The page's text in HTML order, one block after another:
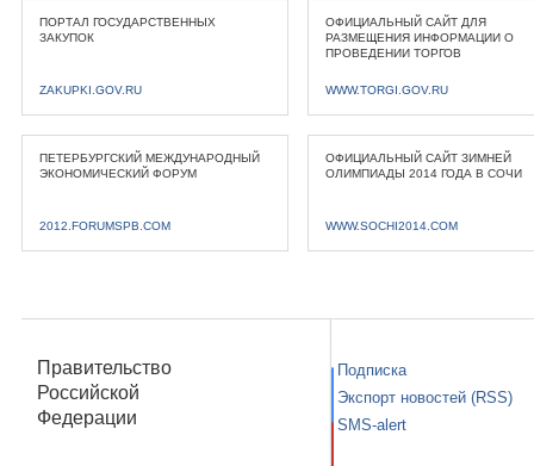
ПОРТАЛ ГОСУДАРСТВЕННЫХ
ЗАКУПОК
ZAKUPKI.GOV.RU
ОФИЦИАЛЬНЫЙ САЙТ ДЛЯ
РАЗМЕЩЕНИЯ ИНФОРМАЦИИ О
ПРОВЕДЕНИИ ТОРГОВ
WWW.TORGI.GOV.RU
ПЕТЕРБУРГСКИЙ МЕЖДУНАРОДНЫЙ
ЭКОНОМИЧЕСКИЙ ФОРУМ
2012.FORUMSPB.COM
ОФИЦИАЛЬНЫЙ САЙТ ЗИМНЕЙ
ОЛИМПИАДЫ 2014 ГОДА В СОЧИ
WWW.SOCHI2014.COM
Правительство
Российской
Федерации
Подписка
Экспорт новостей (RSS)
SMS-alert